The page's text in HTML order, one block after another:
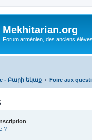
Mekhitarian.org
Forum arménien, des anciens
- Բարի եկաք Foire aux
?